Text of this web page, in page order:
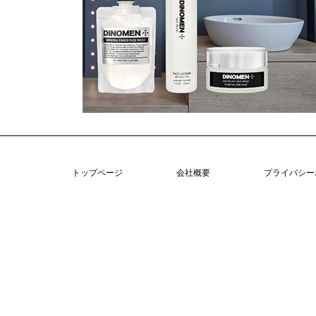
トップページ 会社概要 プライバシ